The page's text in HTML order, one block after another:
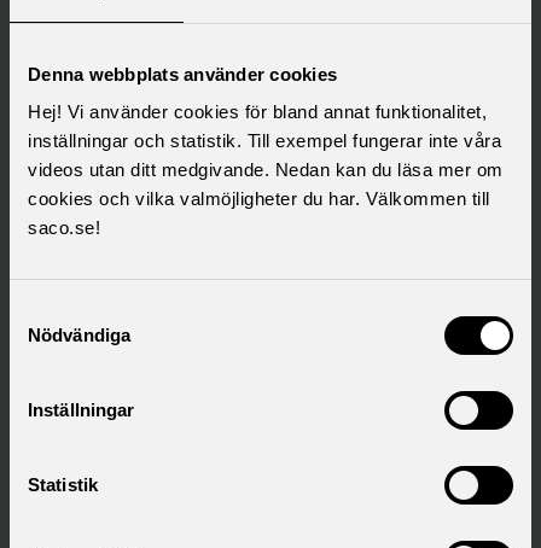
Denna webbplats använder cookies
Hej! Vi använder cookies för bland annat funktionalitet,
inställningar och statistik. Till exempel fungerar inte våra
videos utan ditt medgivande. Nedan kan du läsa mer om
cookies och vilka valmöjligheter du har. Välkommen till
saco.se!
Nödvändiga
Inställningar
Statistik